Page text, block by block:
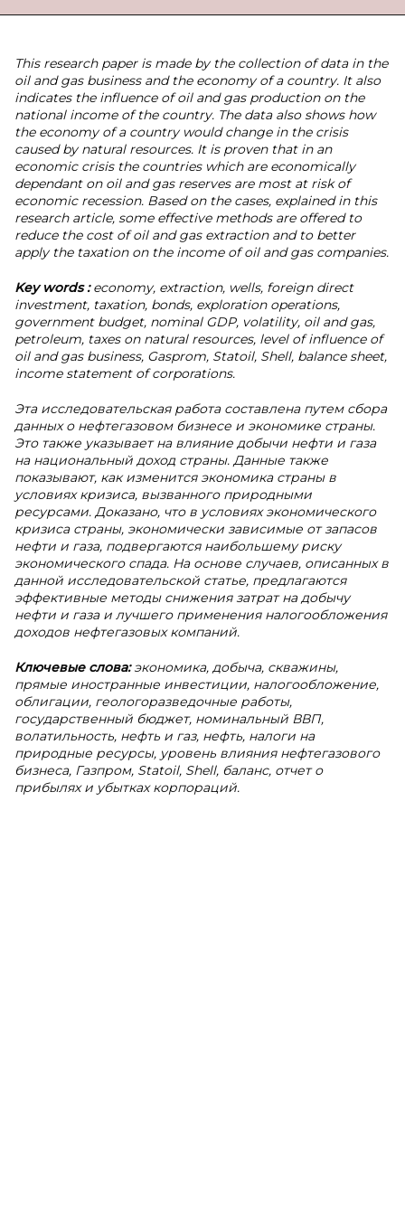
This research paper is made by the collection of data in the
oil and gas business and the economy of a country. It also
indicates the influence of oil and gas production on the
national income of the country. The data also shows how
the economy of a country would change in the crisis
caused by natural resources. It is proven that in an
economic crisis the countries which are economically
dependant on oil and gas reserves are most at risk of
economic recession. Based on the cases, explained in this
research article, some effective methods are offered to
reduce the cost of oil and gas extraction and to better
apply the taxation on the income of oil and gas companies.
Key words:economy, extraction, wells, foreign direct
investment, taxation, bonds, exploration operations,
government budget, nominal GDP, volatility, oil and gas,
petroleum, taxes on natural resources, level of influence of
oil and gas business, Gasprom, Statoil, Shell, balance sheet,
income statement of corporations.
Эта исследовательская работа составлена путем сбора
данных о нефтегазовом бизнесе и экономике страны.
Это также указывает на влияние добычи нефти и газа
на национальный доход страны. Данные также
показывают, как изменится экономика страны в
условиях кризиса, вызванного природными
ресурсами. Доказано, что в условиях экономического
кризиса страны, экономически зависимые от запасов
нефти и газа, подвергаются наибольшему риску
экономического спада. На основе случаев, описанных в
данной исследовательской статье, предлагаются
эффективные методы снижения затрат на добычу
нефти и газа и лучшего применения налогообложения
доходов нефтегазовых компаний.
Ключевые слова:экономика, добыча, скважины,
прямые иностранные инвестиции, налогообложение,
облигации, геологоразведочные работы,
государственный бюджет, номинальный ВВП,
волатильность, нефть и газ, нефть, налоги на
природные ресурсы, уровень влияния нефтегазового
бизнеса, Газпром, Statoil, Shell, баланс, отчет о
прибылях и убытках корпораций.